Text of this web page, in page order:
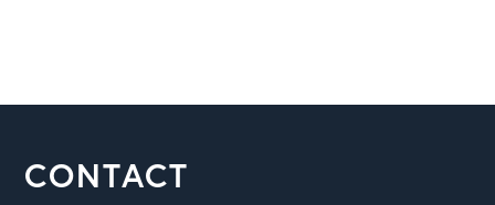
CONTACT